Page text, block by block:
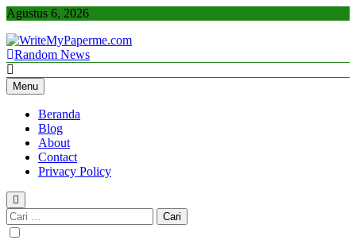
Skip
content
Agustus 6, 2026
WriteMyPaperme.com
Bisnis, Kuliner, Teknologi
Random News
Menu
Beranda
Blog
About
Contact
Privacy Policy
Cari
untuk: